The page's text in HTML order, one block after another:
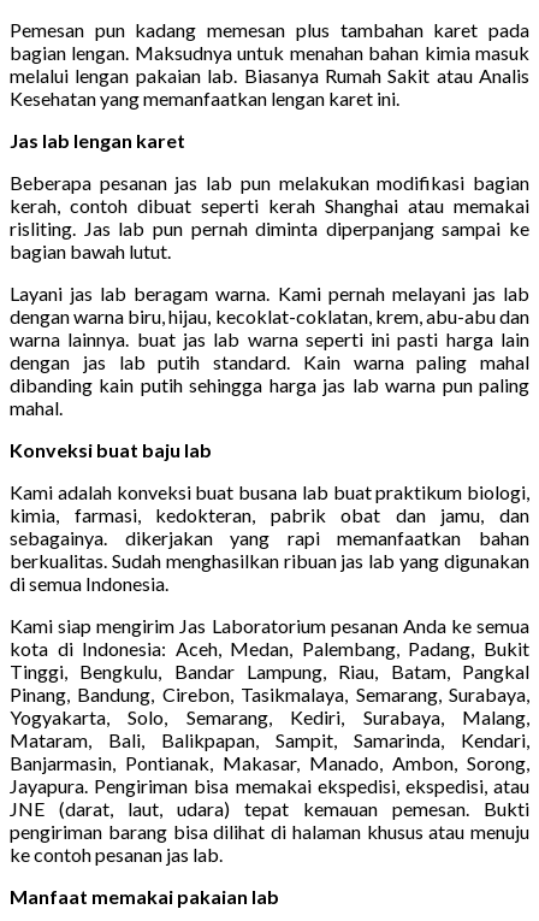
Pemesan pun kadang memesan plus tambahan karet pada
bagian lengan. Maksudnya untuk menahan bahan kimia masuk
melalui lengan pakaian lab. Biasanya Rumah Sakit atau Analis
Kesehatan yang memanfaatkan lengan karet ini.
Jas lab lengan karet
Beberapa pesanan jas lab pun melakukan modifikasi bagian
kerah, contoh dibuat seperti kerah Shanghai atau memakai
risliting. Jas lab pun pernah diminta diperpanjang sampai ke
bagian bawah lutut.
Layani jas lab beragam warna. Kami pernah melayani jas lab
dengan warna biru, hijau, kecoklat-coklatan, krem, abu-abu dan
warna lainnya. buat jas lab warna seperti ini pasti harga lain
dengan jas lab putih standard. Kain warna paling mahal
dibanding kain putih sehingga harga jas lab warna pun paling
mahal.
Konveksi buat baju lab
Kami adalah konveksi buat busana lab buat praktikum biologi,
kimia, farmasi, kedokteran, pabrik obat dan jamu, dan
sebagainya. dikerjakan yang rapi memanfaatkan bahan
berkualitas. Sudah menghasilkan ribuan jas lab yang digunakan
di semua Indonesia.
Kami siap mengirim Jas Laboratorium pesanan Anda ke semua
kota di Indonesia: Aceh, Medan, Palembang, Padang, Bukit
Tinggi, Bengkulu, Bandar Lampung, Riau, Batam, Pangkal
Pinang, Bandung, Cirebon, Tasikmalaya, Semarang, Surabaya,
Yogyakarta, Solo, Semarang, Kediri, Surabaya, Malang,
Mataram, Bali, Balikpapan, Sampit, Samarinda, Kendari,
Banjarmasin, Pontianak, Makasar, Manado, Ambon, Sorong,
Jayapura. Pengiriman bisa memakai ekspedisi, ekspedisi, atau
JNE (darat, laut, udara) tepat kemauan pemesan. Bukti
pengiriman barang bisa dilihat di halaman khusus atau menuju
ke contoh pesanan jas lab.
Manfaat memakai pakaian lab